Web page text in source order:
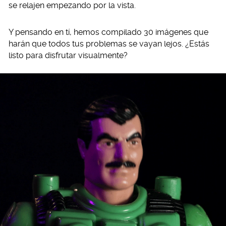
se relajen empezando por la vista.
Y pensando en tí, hemos compilado 30 imágenes que
harán que todos tus problemas se vayan lejos. ¿Estás
listo para disfrutar visualmente?